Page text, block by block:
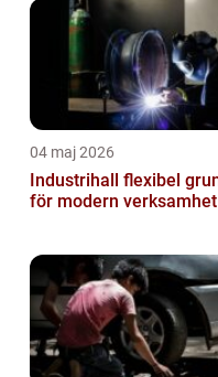
04 maj 2026
Industrihall flexibel grund
för modern verksamhet